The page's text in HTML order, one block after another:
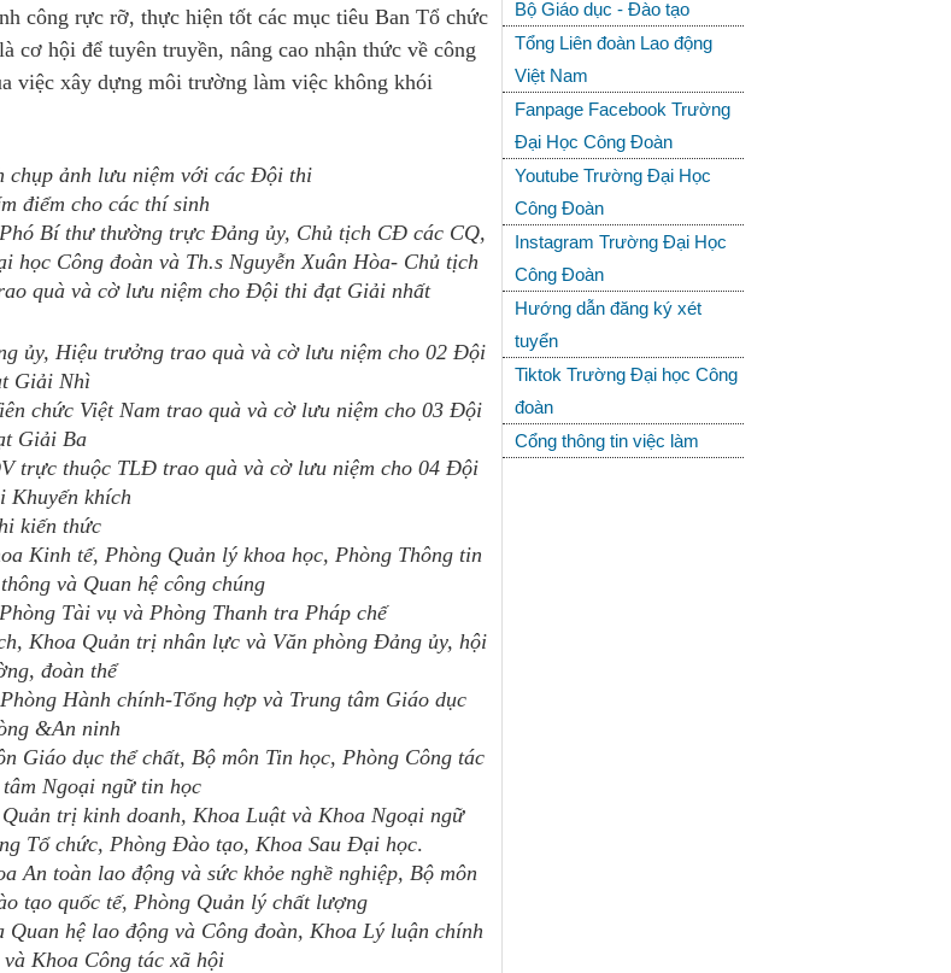
công rực rỡ, thực hiện tốt các mục tiêu Ban Tổ chức
hội để tuyên truyền, nâng cao nhận thức về công
việc xây dựng môi trường làm việc không khói
ảnh lưu niệm với các Đội thi
điểm cho các thí sinh
Bí thư thường trực Đảng ủy, Chủ tịch CĐ các CQ,
Công đoàn và Th.s Nguyễn Xuân Hòa- Chủ tịch
quà và cờ lưu niệm cho Đội thi đạt Giải nhất
ủy, Hiệu trưởng trao quà và cờ lưu niệm cho 02 Đội
Giải Nhì
chức Việt Nam trao quà và cờ lưu niệm cho 03 Đội
Giải Ba
trực thuộc TLĐ trao quà và cờ lưu niệm cho 04 Đội
Khuyến khích
kiến thức
Kinh tế, Phòng Quản lý khoa học, Phòng Thông tin
và Quan hệ công chúng
Tài vụ và Phòng Thanh tra Pháp chế
Khoa Quản trị nhân lực và Văn phòng Đảng ủy, hội
đoàn thể
Hành chính-Tổng hợp và Trung tâm Giáo dục
&An ninh
Giáo dục thể chất, Bộ môn Tin học, Phòng Công tác
Ngoại ngữ tin học
trị kinh doanh, Khoa Luật và Khoa Ngoại ngữ
Tổ chức, Phòng Đào tạo, Khoa Sau Đại học.
toàn lao động và sức khỏe nghề nghiệp, Bộ môn
tạo quốc tế, Phòng Quản lý chất lượng
hệ lao động và Công đoàn, Khoa Lý luận chính
Khoa Công tác xã hội
Bộ Giáo dục - Đào tạo
Tổng Liên đoàn Lao động
Việt Nam
Fanpage Facebook Trường
Đại Học Công Đoàn
Youtube Trường Đại Học
Công Đoàn
Instagram Trường Đại Học
Công Đoàn
Hướng dẫn đăng ký xét
tuyển
Tiktok Trường Đại học Công
đoàn
Cổng thông tin việc làm